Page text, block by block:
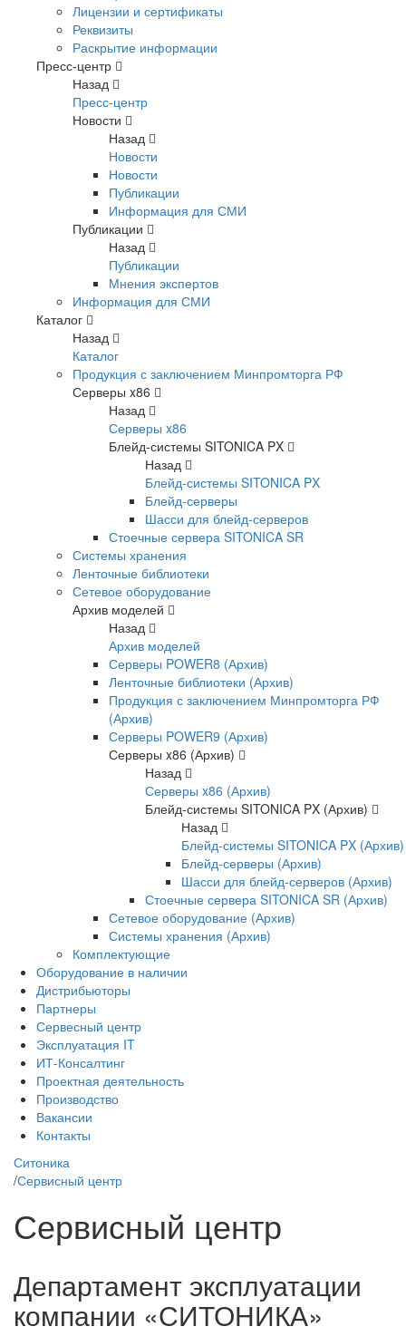
Лицензии и сертификаты
Реквизиты
Раскрытие информации
Пресс-центр
Назад
Пресс-центр
Новости
Назад
Новости
Новости
Публикации
Информация для СМИ
Публикации
Назад
Публикации
Мнения экспертов
Информация для СМИ
Каталог
Назад
Каталог
Продукция с заключением Минпромторга РФ
Серверы x86
Назад
Серверы x86
Блейд-системы SITONICA PX
Назад
Блейд-системы SITONICA PX
Блейд-серверы
Шасси для блейд-серверов
Стоечные сервера SITONICA SR
Системы хранения
Ленточные библиотеки
Сетевое оборудование
Архив моделей
Назад
Архив моделей
Серверы POWER8 (Архив)
Ленточные библиотеки (Архив)
Продукция с заключением Минпромторга РФ
(Архив)
Серверы POWER9 (Архив)
Серверы x86 (Архив)
Назад
Серверы x86 (Архив)
Блейд-системы SITONICA PX (Архив)
Назад
Блейд-системы SITONICA PX (Архив)
Блейд-серверы (Архив)
Шасси для блейд-серверов (Архив)
Стоечные сервера SITONICA SR (Архив)
Сетевое оборудование (Архив)
Системы хранения (Архив)
Комплектующие
Оборудование в наличии
Дистрибьюторы
Партнеры
Сервесный центр
Эксплуатация IT
ИТ-Консалтинг
Проектная деятельность
Производство
Вакансии
Контакты
Ситоника
/Сервисный центр
Сервисный центр
Департамент эксплуатации
компании «СИТОНИКА»